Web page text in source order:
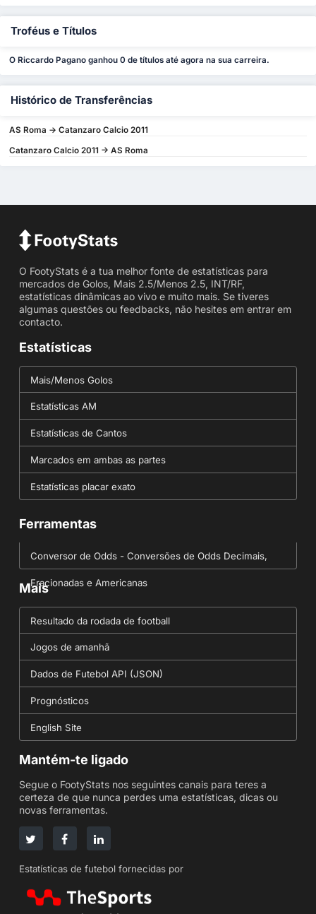
Troféus e Títulos
O Riccardo Pagano ganhou 0 de títulos até agora na sua carreira.
Histórico de Transferências
AS Roma -> Catanzaro Calcio 2011
Catanzaro Calcio 2011 -> AS Roma
O FootyStats é a tua melhor fonte de estatísticas para
mercados de Golos, Mais 2.5/Menos 2.5, INT/RF,
estatísticas dinâmicas ao vivo e muito mais. Se tiveres
algumas questões ou feedbacks, não hesites em entrar em
contacto.
Estatísticas
Mais/Menos Golos
Estatísticas AM
Estatísticas de Cantos
Marcados em ambas as partes
Estatísticas placar exato
Ferramentas
Conversor de Odds - Conversões de Odds Decimais,
Fracionadas e Americanas
Mais
Resultado da rodada de football
Jogos de amanhã
Dados de Futebol API (JSON)
Prognósticos
English Site
Mantém-te ligado
Segue o FootyStats nos seguintes canais para teres a
certeza de que nunca perdes uma estatísticas, dicas ou
novas ferramentas.
Estatísticas de futebol fornecidas por